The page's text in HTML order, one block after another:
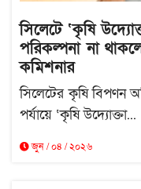
সিলেটে ‘কৃষি
পরিকল্পনা না
কমিশনার
সিলেটের কৃষি বিপণন
পর্যায়ে ‘কৃষি উদ্যোক্তা...
জুন / ০৪ / ২০২৬